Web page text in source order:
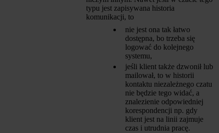
typu jest zapisywana historia
komunikacji, to
nie jest ona tak łatwo
dostępna, bo trzeba się
logować do kolejnego
systemu,
jeśli klient także dzwonił lub
mailował, to w historii
kontaktu niezależnego czatu
nie będzie tego widać, a
znalezienie odpowiedniej
korespondencji np. gdy
klient jest na linii zajmuje
czas i utrudnia pracę.